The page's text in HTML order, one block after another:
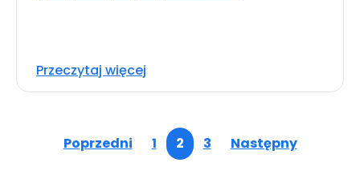
Przeczytaj więcej
Poprzedni 1 2 3 Następny